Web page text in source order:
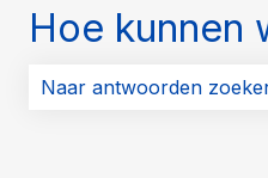
Hoe kunnen